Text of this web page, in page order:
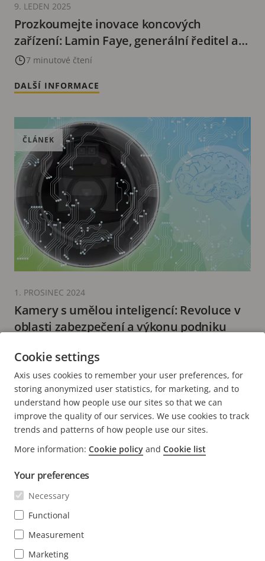
Prozkoumejte inovace koncových
zařízení: Lamin Faye, generální ředitel a
spoluzakladatel společnosti Buddywise
7 minutové čtení
9. LEDEN 2025
DALŠÍ INFORMACE
Kamery s umělou inteligencí: Revoluce v
oblasti zabezpečení a výkonu podniku
ČLÁNEK
1. PROSINEC 2024
DALŠÍ INFORMACE
FOOTER
KONTAKT
Kontaktujte nás
Centrum orientované na zkušenosti
NOVINKY A PŘÍBĚHY
Příběhy zákazníků
Life at Axis
Engineering at Axis
PŘIHLÁSIT ODBĚR
Přihlásit se k odběru newsletteru
Cookie settings
Axis uses cookies to remember your user preferences, for
storing anonymized user statistics, for marketing, and to
understand how people use our sites so that we can
improve the quality of our services. We use cookies to track
trends and patterns of how people use our sites.
More information: Cookie policy and Cookie list
Your preferences
Necessary
Functional
Measurement
Marketing